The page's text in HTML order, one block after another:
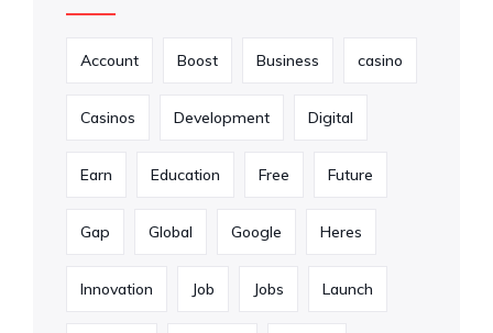
Account Boost Business casino
Casinos Development Digital
Earn Education Free Future
Gap Global Google Heres
Innovation Job Jobs Launch